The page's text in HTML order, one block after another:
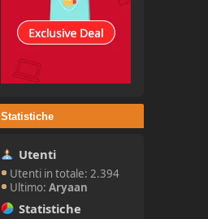
Statistiche
Utenti
Utenti in totale: 2.394
Ultimo:Aryaan
Statistiche